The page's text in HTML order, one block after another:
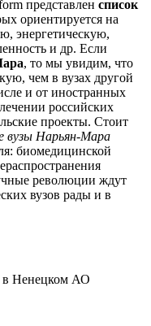
представлен список
ориентируется на
энергетическую,
и др. Если
, то мы увидим, что
чем в вузах другой
и от иностранных
российских
проекты. Стоит
вузы Нарьян-Мара
биомедицинской
революции ждут
вузов рады и в
в Ненецком АО